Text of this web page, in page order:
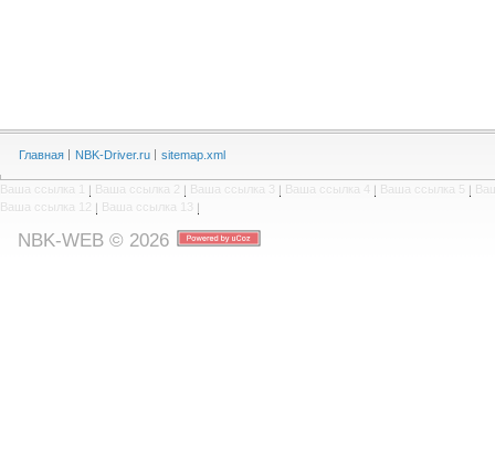
Главная NBK-Driver.ru sitemap.xml
Ваша ссылка 1 | Ваша ссылка 2 | Ваша ссылка 3 | Ваша ссылка 4 | Ваша ссылка 5 |
Ваша ссылка 12 | Ваша ссылка 13 |
NBK-WEB © 2026